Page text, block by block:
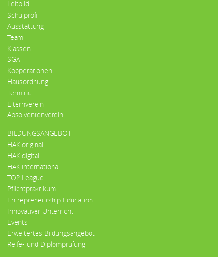
Leitbild
Schulprofil
Ausstattung
Team
Klassen
SGA
Kooperationen
Hausordnung
Termine
Elternverein
Absolventenverein
BILDUNGSANGEBOT
HAK original
HAK digital
HAK international
TOP League
Pflichtpraktikum
Entrepreneurship Education
Innovativer Unterricht
Events
Erweitertes Bildungsangebot
Reife- und Diplomprüfung